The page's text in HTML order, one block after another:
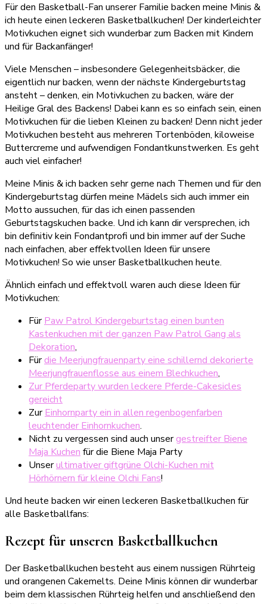
Für den Basketball-Fan unserer Familie backen meine Minis &
ich heute einen leckeren Basketballkuchen! Der kinderleichter
Motivkuchen eignet sich wunderbar zum Backen mit Kindern
und für Backanfänger!
Viele Menschen – insbesondere Gelegenheitsbäcker, die
eigentlich nur backen, wenn der nächste Kindergeburtstag
ansteht – denken, ein Motivkuchen zu backen, wäre der
Heilige Gral des Backens! Dabei kann es so einfach sein, einen
Motivkuchen für die lieben Kleinen zu backen! Denn nicht jeder
Motivkuchen besteht aus mehreren Tortenböden, kiloweise
Buttercreme und aufwendigen Fondantkunstwerken. Es geht
auch viel einfacher!
Meine Minis & ich backen sehr gerne nach Themen und für den
Kindergeburtstag dürfen meine Mädels sich auch immer ein
Motto aussuchen, für das ich einen passenden
Geburtstagskuchen backe. Und ich kann dir versprechen, ich
bin definitiv kein Fondantprofi und bin immer auf der Suche
nach einfachen, aber effektvollen Ideen für unsere
Motivkuchen! So wie unser Basketballkuchen heute.
Ähnlich einfach und effektvoll waren auch diese Ideen für
Motivkuchen:
FürPaw Patrol Kindergeburtstag einen bunten
Kastenkuchen mit der ganzen Paw Patrol Gang als
Dekoration,
Fürdie Meerjungfrauenparty eine schillernd dekorierte
Meerjungfrauenflosse aus einem Blechkuchen,
Zur Pferdeparty wurden leckere Pferde-Cakesicles
gereicht
ZurEinhornparty ein in allen regenbogenfarben
leuchtender Einhornkuchen.
Nicht zu vergessen sind auch unsergestreifter Biene
Maja Kuchen für die Biene Maja Party
Unserultimativer giftgrüne Olchi-Kuchen mit
Hörhörnern für kleine Olchi Fans!
Und heute backen wir einen leckeren Basketballkuchen für
alle Basketballfans:
Rezept für unseren Basketballkuchen
Der Basketballkuchen besteht aus einem nussigen Rührteig
und orangenen Cakemelts. Deine Minis können dir wunderbar
beim dem klassischen Rührteig helfen und anschließend den